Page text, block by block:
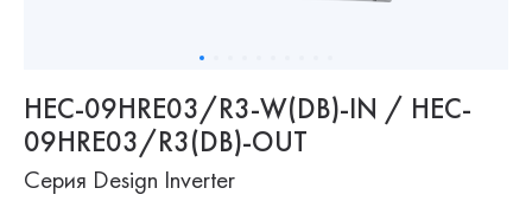
HEC-09HRE03/R3-W(DB)-IN / HEC-
09HRE03/R3(DB)-OUT
Серия Design Inverter